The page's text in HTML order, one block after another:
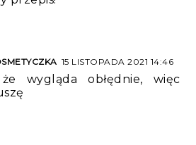
15 LISTOPADA 2021 14:46
wygląda obłędnie, więc